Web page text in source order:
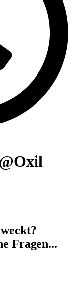
Fragen...